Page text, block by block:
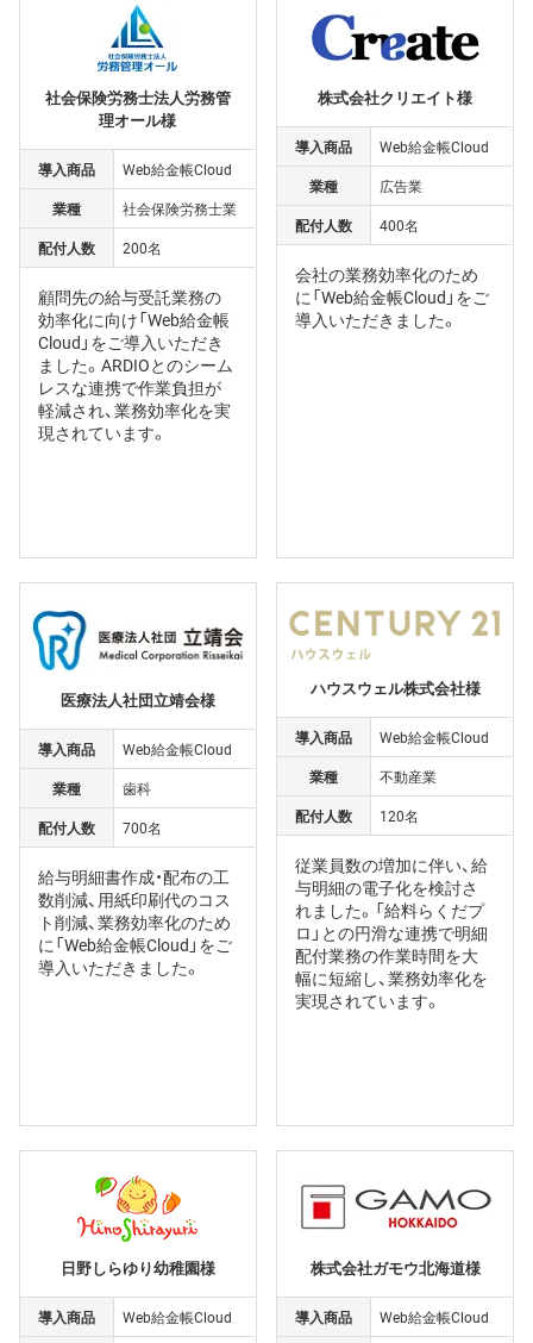
社会保険労務士法人労務管
理オール様
導入商品
Web給金帳Cloud
業種
社会保険労務士業
配付人数
200名
顧問先の給与受託業務の
効率化に向け「Web給金帳
Cloud」をご導入いただき
ました。ARDIOとのシーム
レスな連携で作業負担が
軽減され、業務効率化を実
現されています。
株式会社クリエイト様
導入商品
Web給金帳Cloud
業種
広告業
配付人数
400名
会社の業務効率化のため
に「Web給金帳Cloud」をご
導入いただきました。
医療法人社団立靖会様
導入商品
Web給金帳Cloud
業種
歯科
配付人数
700名
給与明細書作成・配布の工
数削減、用紙印刷代のコス
ト削減、業務効率化のため
に「Web給金帳Cloud」をご
導入いただきました。
ハウスウェル株式会社様
導入商品
Web給金帳Cloud
業種
不動産業
配付人数
120名
従業員数の増加に伴い、給
与明細の電子化を検討さ
れました。「給料らくだプ
ロ」との円滑な連携で明細
配付業務の作業時間を大
幅に短縮し、業務効率化を
実現されています。
日野しらゆり幼稚園様
導入商品
Web給金帳Cloud
株式会社ガモウ北海道様
導入商品
Web給金帳Cloud